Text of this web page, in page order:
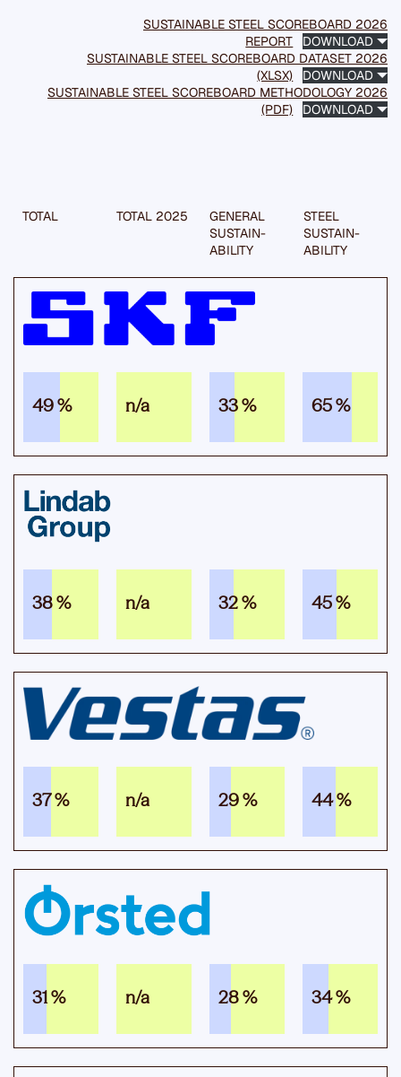
SUSTAINABLE STEEL SCOREBOARD 2026
REPORT
DOWNLOAD
SUSTAINABLE STEEL SCOREBOARD DATASET 2026
(XLSX)
DOWNLOAD
SUSTAINABLE STEEL SCOREBOARD METHODOLOGY 2026
(PDF)
DOWNLOAD
TOTAL TOTAL 2025
GENERAL
SUSTAIN­
ABILITY
STEEL
SUSTAIN­
ABILITY
49 % n/a 33 % 65 %
38 % n/a 32 % 45 %
37 % n/a 29 % 44 %
31 % n/a 28 % 34 %